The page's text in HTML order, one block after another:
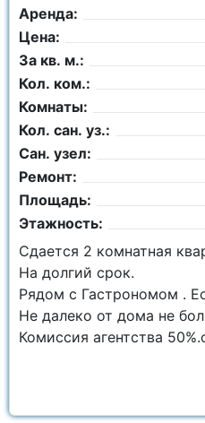
Аренда:
Цена:
За кв. м.:
Кол. ком.:
Комнаты:
Кол. сан. уз.:
Сан. узел:
Ремонт:
Площадь:
Этажность:
Сдается 2 комнатная
На долгий срок.
Рядом с Гастрономом .
Не далеко от дома не
Комиссия агентства